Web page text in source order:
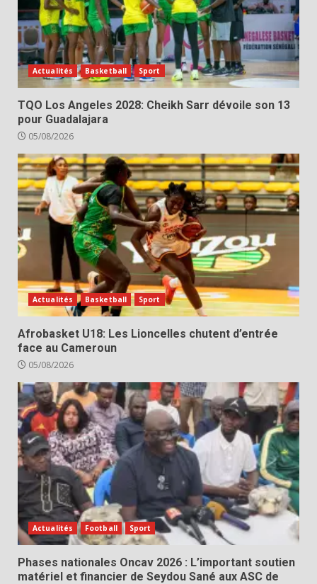
Actualités Basketball Sport
TQO Los Angeles 2028: Cheikh Sarr dévoile son 13
pour Guadalajara
05/08/2026
Actualités Basketball Sport
Afrobasket U18: Les Lioncelles chutent d’entrée
face au Cameroun
05/08/2026
Actualités Football Sport
Phases nationales Oncav 2026 : L’important soutien
matériel et financier de Seydou Sané aux ASC de